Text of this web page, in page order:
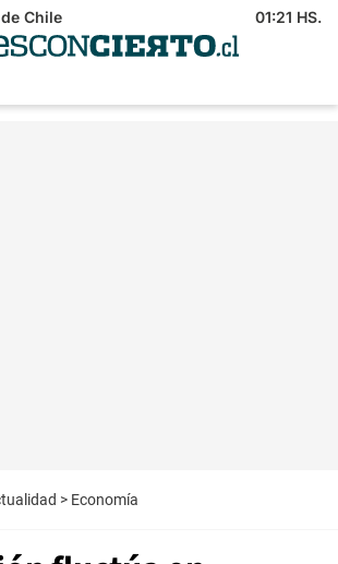
Chile 01:21 HS.
> Economía